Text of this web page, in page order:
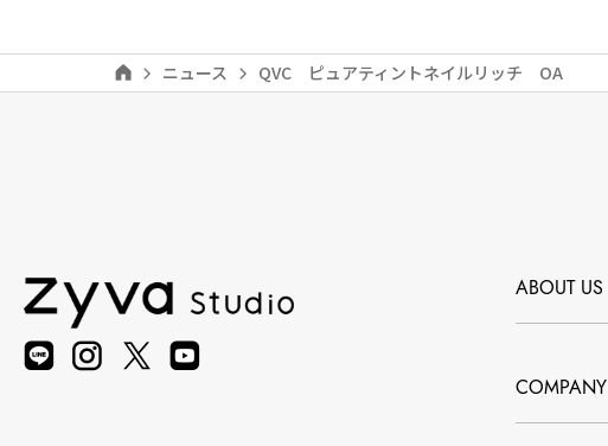
ニュース QVC ピュアティントネイルリッチ OA
ABOUT US
COMPANY